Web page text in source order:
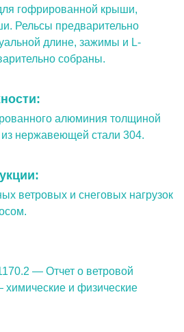
гофрированной крыши,
Рельсы предварительно
длине, зажимы и L-
собраны.
алюминия толщиной
нержавеющей стали 304.
ветровых и снеговых нагрузок
— Отчет о ветровой
химические и физические